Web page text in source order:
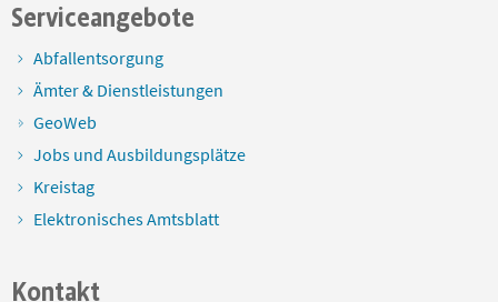
Kontakt
Serviceangebote
Abfallentsorgung
Ämter & Dienstleistungen
GeoWeb
Jobs und Ausbildungsplätze
Kreistag
Elektronisches Amtsblatt